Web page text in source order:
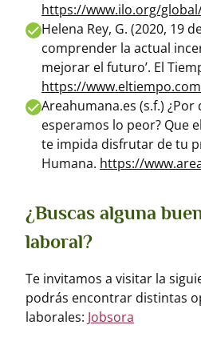
https://www.ilo.org/
Helena Rey, G. (2020, 19
comprender la actual
mejorar el futuro’. El
https://
Areahumana.es (s.f.)
esperamos lo peor? Que
te impida disfrutar de tu
Humana. https://
¿Buscas alguna
laboral?
Te invitamos a visitar la
podrás encontrar distintas
laborales: Jobsora